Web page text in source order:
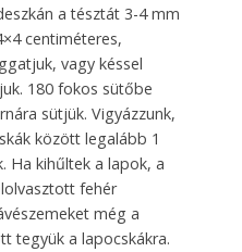
a tésztát 3-4 mm
centiméteres,
vagy késsel
180 fokos sütőbe
sütjük. Vigyázzunk,
között legalább 1
Ha kihűltek a lapok, a
fehér
még a
tegyük a lapocskákra.